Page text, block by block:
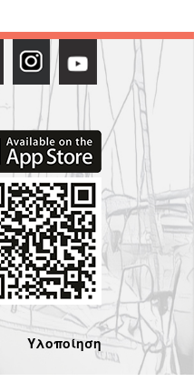
Υλοποίηση